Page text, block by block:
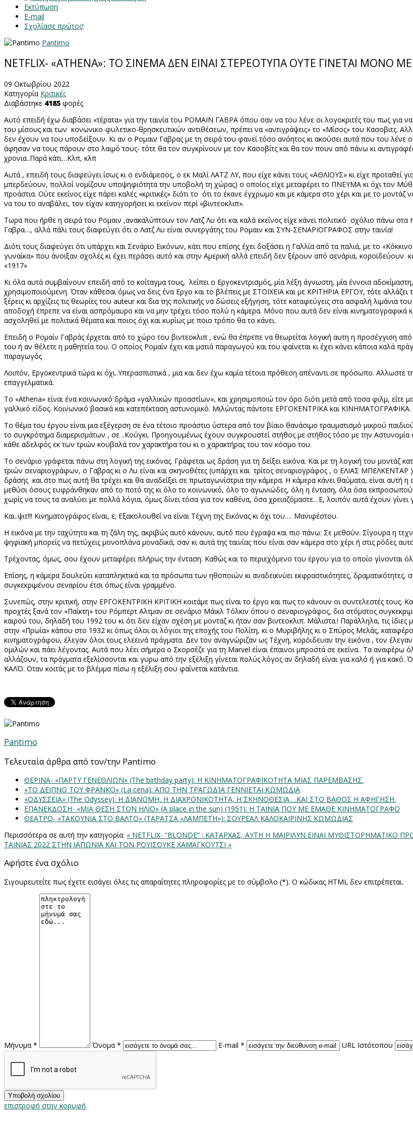
Εκτύπωση
E-mail
Σχολίασε πρώτος!
Pantimo
NETFLIX- «ΑΤΗΕΝΑ»: ΤΟ ΣΙΝΕΜΑ ΔΕΝ ΕΙΝΑΙ ΣΤΕΡΕΟΤΥΠΑ ΟΥΤΕ ΓΙΝΕΤΑΙ ΜΟΝΟ
09 Οκτωβρίου 2022
Κατηγορία Κριτικές
Διαβάστηκε 4185 φορές
Αυτό επειδή έχω διαβάσει «τέρατα» για την ταινία του ΡΟΜΑΙΝ ΓΑΒΡΑ όπου σαν να του λένε οι λογοκριτές του πως για να
του μίσους και των κονωνικο-φυλετικο-θρησκευτικών αντιθέσεων, πρέπει να «αντιγράψεις» το «Μίσος» του Κασοβιτς.
δεν έχουν να του υποδείξουν. Κι αν ο Ρομαιν Γαβρας με τη σειρά του φανεί τόσο ανόητος κι ακούσει αυτά που του λένε
άφησαν να τους πάρουν στο λαιμό τους- τότε θα τον συγκρίνουν με τον Κασοβίτς και θα τον πουν από πάνω κι
χρονια..Παρά κάτι…Κλπ, κλπ
Αυτά , επειδή τους διαφεύγει ίσως κι ο ενδιάμεσος, ο εκ Μαλί ΛΑΤΖ ΛΥ, που είχε κάνει τους «ΑΘΛΙΟΥΣ» κι είχε προταθεί
μπερδεύουν, πολλοί νομίζουν υποψηφιότητα την υποβολή τη χώρας) ο οποίος είχε μεταφέρει το ΠΝΕΥΜΑ κι όχι τον
προάστια. Ούτε εκείνος είχε πάρει καλές «κριτικές» διότι το ότι το έκανε έγχρωμο και με κάμερα στο χέρι και με το μοντάζ
να του το αναβάλει, τον είχαν κατηγορήσει κι εκείνον περί «βιντεοκλιπ».
Τωρα που ήρθε η σειρά του Ρομαιν ,ανακαλύπτουν τον Λατζ Λυ ότι και καλά εκείνος είχε κάνει πολιτικό σχόλιο πάνω στα
Γαβρα…, αλλά πάλι τους διαφεύγει ότι ο Λατζ Λυ είναι συνεργάτης του Ρομαιν και ΣΥΝ-ΣΕΝΑΡΙΟΓΡΑΦΟΣ στην ταινία!
Διότι τους διαφεύγει ότι υπάρχει και Σενάριο Εικόνων, κάτι που επίσης έχει δοξάσει η Γαλλία από τα παλιά, με το
γυναίκα» που άνοιξαν σχολές κι έχει περάσει αυτό και στην Αμερική αλλά επειδή δεν ξέρουν από σενάρια, κοροϊδεύουν
«1917»
Κι όλα αυτά συμβαίνουν επειδή από το κοίταγμα τους, λείπει ο Εργοκεντρισμός, μία λέξη άγνωστη, μία έννοια
χρησιμοποιούμενη. Όταν κάθεσαι όμως να δεις ένα Εργο και το βλέπεις με ΣΤΟΙΧΕΙΑ και με ΚΡΙΤΗΡΙΑ ΕΡΓΟΥ, τότε
ξέρεις κι αρχίζεις τις θεωρίες του auteurκαι δια της πολιτικής να δώσεις εξήγηση, τότε καταφεύγεις στα ασφαλή λιμάνια
αποδοχή έπρεπε να είναι ασπρόμαυρο και να μην τρέχει τόσο πολύ η κάμερα. Μόνο που αυτά δεν είναι κινηματογραφικά
ασχοληθεί με πολιτικά θέματα και ποιος όχι και κυρίως με ποιο τρόπο θα το κάνει.
Επειδή ο Ρομαίν Γαβράς έρχεται από το χώρο του βιντεοκλιπ , ενώ θα έπρεπε να θεωρείται λογική αυτη η προσέγγιση
του ή αν θέλετε η μαθητεία του. Ο οποίος Ρομαίν έχει και ματιά παραγωγού και του φαίνεται κι έχει κάνει κάποια καλά
παραγωγός
Λοιπόν, Εργοκεντρικά τώρα κι όχι..Υπερασπιστικά , μια και δεν έχω καμία τέτοια πρόθεση απέναντι σε πρόσωπο.
επαγγελματικά.
Το «Athena» είναι ένα κοινωνικό δράμα «γαλλικών προαστίων», και χρησιμοποιώ τον όρο διότι μετά από τοσα φιλμ, είτε
γαλλικό είδος. Κοινωνικό βασικά και κατεπέκταση αστυνομικό. Μιλώντας πάντοτε ΕΡΓΟΚΕΝΤΡΙΚΑ και ΚΙΝΗΜΑΤΟΓΡΑΦΙΚΑ.
Το θέμα του έργου είναι μια εξέγερση σε ένα τέτοιο προάστιο ύστερα από τον βίαιο θανάσιμο τραυματισμό μικρού
το συγκρότημα διαμερισμάτων , σε ..Κούγκι. Προηγουμένως έχουν συγκρουστεί στήθος με στήθος τόσο με την Αστυνομία
κάθε αδελφός εκ των τριών κουβαλά τον χαρακτήρα του κι ο χαρακτήρας του τον κόσμο του.
Το σενάριο γράφεται πάνω στη λογική της εικόνας. Γράφεται ως δράση για τη δείξει εικόνα. Και με τη λογική του μοντάζ
τριών σεναριογράφων, ο Γαβρας κι ο Λυ είναι και σκηνοθέτες (υπάρχει και τρίτος σεναριογράφος , ο ΕΛΙΑΣ ΜΠΕΛΚΕΝΤΑΡ
δράσης και στο πως αυτή θα τρέχει και θα αναδείξει σε πρωταγωνίστρια την κάμερα. Η κάμερα κάνει θαύματα, είναι αυτή
μεθύσι όσους ευφράνθηκαν από το ποτό της κι όλο το κοινωνικό, όλο το αγωνιώδες, όλη η ένταση, όλα όσα εκπροσωπούν
χωρίς να τους τα αναλύει με πολλά λόγια, όμως δίνει τόσα για τον καθένα, όσα χρειαζόμαστε…Ε, λοιπόν αυτά έχουν γίνει
Και..ψιτ!!! Κινηματογράφος είναι, ε; Εξακολουθεί να είναι Τέχνη της Εικόνας κι όχι του…. Μανιφέστου.
Η εικόνα με την ταχύτητα και τη ζάλη της, ακριβώς αυτό κάνουν, αυτό που έγραψα και πιο πάνω: Σε μεθούν. Σίγουρα η
ψηφιακή μπορείς να πετύχεις μονοπλάνα μοναδικά, σαν κι αυτά της ταινίας που είναι σαν κάμερα στο χέρι ή στις ρόδες
Τρέχοντας, όμως, σου έχουν μεταφέρει πλήρως την ένταση. Καθώς και το περιεχόμενο του έργου για το οποίο γίνονται
Επίσης, η κάμερα δουλεύει καταπληκτικά και τα πρόσωπα των ηθοποιών κι αναδεικνύει εκφραστικότητες,
συγκεκριμένου σεναρίου έτσι όπως είναι γραμμένο.
Συνεπώς, στην κριτική, στην ΕΡΓΟΚΕΝΤΡΙΚΗ ΚΡΙΤΙΚΗ κοιτάμε πως είναι το έργο και πως το κάνουν οι συντελεστές τους.
προχτές ξανά τον «Παίκτη» του Ρόμπερτ Αλτμαν σε σενάριο Μάικλ Τόλκιν όπου ο σεναριογράφος, δια στόματος
καιρού του, δηλαδή του 1992 του κι ότι δεν είχαν σχέση με μονταζ κι ήταν σαν βιντεοκλιπ. Μάλιστα.! Παράλληλα, τις
στην «Πρωία» κάπου στο 1932 κι όπως όλοι οι λόγιοι της εποχής του Πολίτη, κι ο Μυριβήλης κι ο Σπύρος Μελάς,
κινηματογράφου, έλεγαν όλοι τους ελεεινά πράγματα. Δεν τον αναγνώριζαν ως Τέχνη, κορόιδευαν την εικόνα , τον
ομιλών και πάει λέγοντας. Αυτά που λέει σήμερα ο Σκορσέζε για τη Marvel είναι έπαινοι μπροστά σε εκείνα.. Τα αναφέρω
αλλάζουν, τα πράγματα εξελίσσονται και γυρω από την εξέλιξη γίνεται πολύς λόγος αν δηλαδή είναι για καλό ή για
ΚΑΛΌ. Οταν κοιτάς με το βλέμμα πίσω η εξέλιξη σου φαίνεται κατάντια.
Pantimo
Τελευταία άρθρα από τον/την Pantimo
ΘΕΡΙΝΑ- «ΠΑΡΤΥ ΓΕΝΕΘΛΙΩΝ» (The birthday party): H KINHMATOΓΡΑΦΙΚΟΤΗΤΑ ΜΙΑΣ ΠΑΡΕΜΒΑΣΗΣ.
«ΤΟ ΔΕΙΠΝΟ ΤΟΥ ΦΡΑΝΚΟ» (La cena): ΑΠΟ ΤΗΝ ΤΡΑΓΩΔΊΑ ΓΕΝΝΙΕΤΑΙ ΚΩΜΩΔΙΑ
«ΟΔΥΣΣΕΙΑ» (The Odyssey): Η ΔΙΑΝΟΜΗ, Η ΔΙΑΧΡΟΝΙΚΟΤΗΤΑ, Η ΣΚΗΝΟΘΕΣΙΑ….ΚΑΙ ΣΤΟ ΒΑΘΟΣ Η ΑΦΗΓΗΣΗ.
ΕΠΑΝΕΚΔΟΣΗ- «ΜΙΑ ΘΕΣΗ ΣΤΟΝ ΗΛΙΟ» (Α place in the sun) (1951): Η ΤΑΙΝΙΑ ΠΟΥ ΜΕ ΕΜΑΘΕ ΚΙΝΗΜΑΤΟΓΡΑΦΟ
ΘΕΑΤΡΟ- «ΤΑΚΟΥΝΙΑ ΣΤΟ ΒΑΛΤΟ» (ΤΑΡΑΤΣΑ «ΛΑΜΠΕΤΗ»): ΣΟΥΡΕΑΛ ΚΑΛΟΚΑΙΡΙΝΗΣ ΚΩΜΩΔΙΑΣ
Περισσότερα σε αυτή την κατηγορία: « NETFLIX- “BLONDE” : ΚΑΤΑΡΧΑΣ, ΑΥΤΗ Η ΜΑΙΡΙΛΥΝ ΕΙΝΑΙ ΜΥΘΙΣΤΟΡΗΜΑΤΙΚΟ
ΤΑΙΝΙΑΣ 2022 ΣΤΗΝ ΙΑΠΩΝΙΑ ΚΑΙ ΤΟΝ ΡΟΥΙΣΟΥΚΕ ΧΑΜΑΓΚΟΥΤΣΙ »
Αφήστε ένα σχόλιο
Σιγουρευτείτε πως έχετε εισάγει όλες τις απαραίτητες πληροφορίες με το σύμβολο (*). Ο κώδικας HTML δεν επιτρέπεται.
Μήνυμα * Όνομα * E-mail * URL Ιστότοπου
επιστροφή στην κορυφή